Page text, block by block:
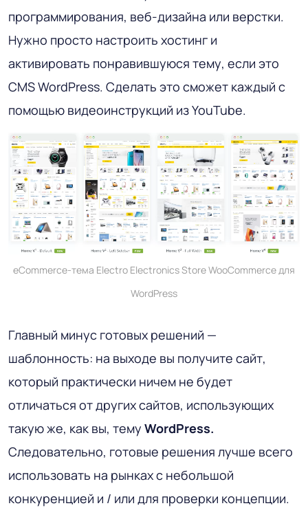
программирования, веб-дизайна или верстки.
Нужно просто настроить хостинг и
активировать понравившуюся тему, если это
CMS WordPress. Сделать это сможет каждый с
помощью видеоинструкций из YouTube.
eCommerce-тема Electro Electronics Store WooCommerce для
WordPress
Главный минус готовых решений —
шаблонность: на выходе вы получите сайт,
который практически ничем не будет
отличаться от других сайтов, использующих
такую же, как вы, тему WordPress.
Следовательно, готовые решения лучше всего
использовать на рынках с небольшой
конкуренцией и / или для проверки концепции.